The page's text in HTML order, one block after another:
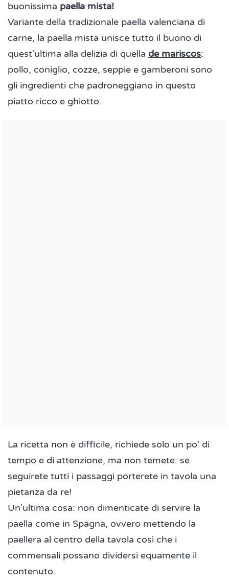
buonissima paella mista!
Variante della tradizionale paella valenciana di
carne, la paella mista unisce tutto il buono di
quest'ultima alla delizia di quella de mariscos:
pollo, coniglio, cozze, seppie e gamberoni sono
gli ingredienti che padroneggiano in questo
piatto ricco e ghiotto.
La ricetta non è difficile, richiede solo un po' di
tempo e di attenzione, ma non temete: se
seguirete tutti i passaggi porterete in tavola una
pietanza da re!
Un'ultima cosa: non dimenticate di servire la
paella come in Spagna, ovvero mettendo la
paellera al centro della tavola così che i
commensali possano dividersi equamente il
contenuto.